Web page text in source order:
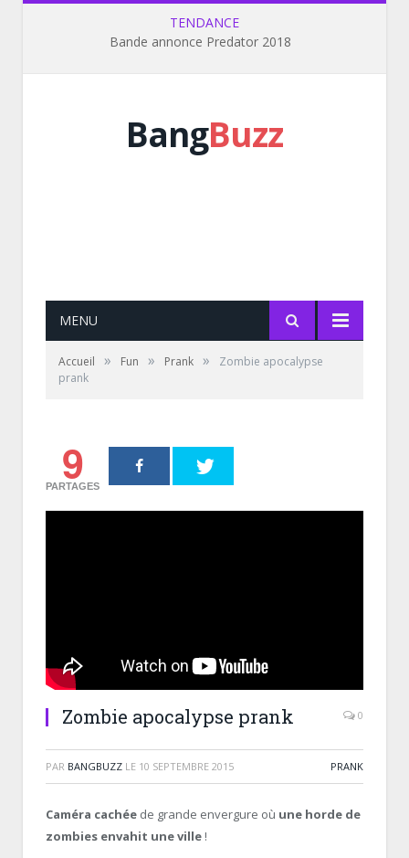
TENDANCE
Bande annonce Predator 2018
BangBuzz
MENU
Accueil » Fun » Prank »
Zombie apocalypse
prank
9
PARTAGES
Zombie apocalypse prank 0
PAR BANGBUZZ LE 10 SEPTEMBRE 2015 PRANK
Caméra cachée de grande envergure où une horde de
zombies envahit une ville !